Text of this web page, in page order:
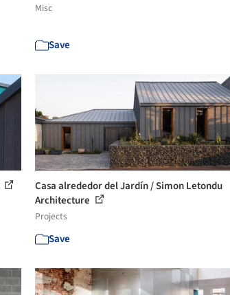
Misc
Save
Casa alrededor del Jardín / Simon Letondu
Architecture
Projects
Save